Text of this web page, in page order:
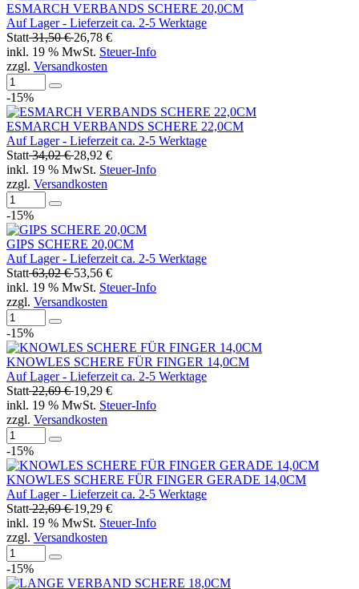
ESMARCH VERBANDS SCHERE 20,0CM
Auf Lager - Lieferzeit ca. 2-5 Werktage
Statt31,50 €26,78 €
inkl. 19 % MwSt. Steuer-Info
zzgl. Versandkosten
-15%
ESMARCH VERBANDS SCHERE 22,0CM
Auf Lager - Lieferzeit ca. 2-5 Werktage
Statt34,02 €28,92 €
inkl. 19 % MwSt. Steuer-Info
zzgl. Versandkosten
-15%
GIPS SCHERE 20,0CM
Auf Lager - Lieferzeit ca. 2-5 Werktage
Statt63,02 €53,56 €
inkl. 19 % MwSt. Steuer-Info
zzgl. Versandkosten
-15%
KNOWLES SCHERE FÜR FINGER 14,0CM
Auf Lager - Lieferzeit ca. 2-5 Werktage
Statt22,69 €19,29 €
inkl. 19 % MwSt. Steuer-Info
zzgl. Versandkosten
-15%
KNOWLES SCHERE FÜR FINGER GERADE 14,0CM
Auf Lager - Lieferzeit ca. 2-5 Werktage
Statt22,69 €19,29 €
inkl. 19 % MwSt. Steuer-Info
zzgl. Versandkosten
-15%